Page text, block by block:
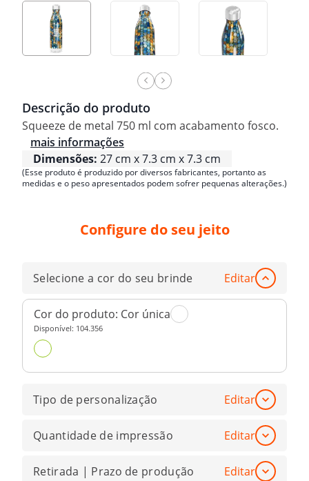
Descrição do produto
Squeeze de metal 750 ml com acabamento fosco.
mais informações
Dimensões: 27 cm x 7.3 cm x 7.3 cm
(Esse produto é produzido por diversos fabricantes, portanto as
medidas e o peso apresentados podem sofrer pequenas alterações.)
Configure do seu jeito
Selecione a cor do seu brinde Editar
Cor do produto: Cor única
Disponível: 104.356
Tipo de personalização Editar
Quantidade de impressão Editar
Retirada | Prazo de produção Editar